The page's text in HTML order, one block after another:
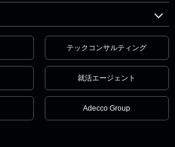
テックコンサルティング
就活エージェント
Adecco Group